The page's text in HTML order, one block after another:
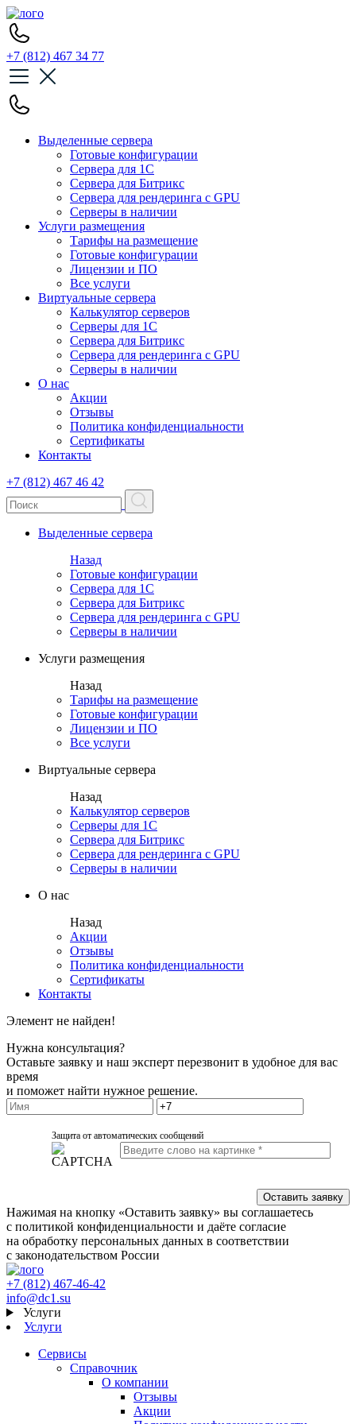
+7 (812) 467 34 77
Выделенные сервера
Готовые конфигурации
Сервера для 1С
Сервера для Битрикс
Сервера для рендеринга с GPU
Серверы в наличии
Услуги размещения
Тарифы на размещение
Готовые конфигурации
Лицензии и ПО
Все услуги
Виртуальные сервера
Калькулятор серверов
Серверы для 1С
Сервера для Битрикс
Сервера для рендеринга с GPU
Серверы в наличии
О нас
Акции
Отзывы
Политика конфиденциальности
Сертификаты
Контакты
+7 (812) 467 46 42
Выделенные сервера
Назад
Готовые конфигурации
Сервера для 1С
Сервера для Битрикс
Сервера для рендеринга с GPU
Серверы в наличии
Услуги размещения
Назад
Тарифы на размещение
Готовые конфигурации
Лицензии и ПО
Все услуги
Виртуальные сервера
Назад
Калькулятор серверов
Серверы для 1С
Сервера для Битрикс
Сервера для рендеринга с GPU
Серверы в наличии
О нас
Назад
Акции
Отзывы
Политика конфиденциальности
Сертификаты
Контакты
Элемент не найден!
Нужна консультация?
Оставьте заявку и наш эксперт перезвонит в удобное для вас
время
и поможет найти нужное решение.
Защита от автоматических сообщений
Нажимая на кнопку «Оставить заявку» вы соглашаетесь
с политикой конфиденциальности и даёте согласие
на обработку персональных данных в соответствии
с законодательством России
+7 (812) 467-46-42
info@dc1.su
Услуги
Услуги
Сервисы
Справочник
О компании
Отзывы
Акции